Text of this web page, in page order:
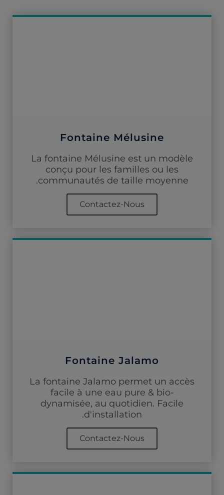
Fontaine Mélusine
La fontaine Mélusine est un modèle
conçu pour les familles ou les
communautés de taille moyenne.
Contactez-Nous
Fontaine Jalamo
La fontaine Jalamo permet un accès
facile à une eau pure & bio-
dynamisée, au quotidien. Facile
d'installation.
Contactez-Nous